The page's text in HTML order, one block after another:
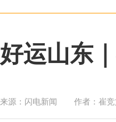
好运山东
来源： 闪电新闻 作者： 崔竞